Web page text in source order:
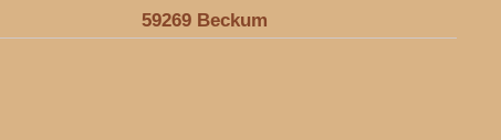
59269 Beckum